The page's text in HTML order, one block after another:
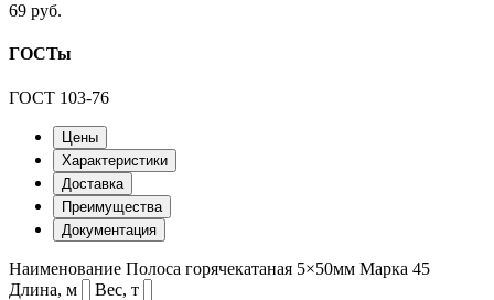
69 руб.
ГОСТы
ГОСТ 103-76
Цены
Характеристики
Доставка
Преимущества
Документация
Наименование Полоса горячекатаная 5×50мм Марка 45
Длина, м
Вес, т